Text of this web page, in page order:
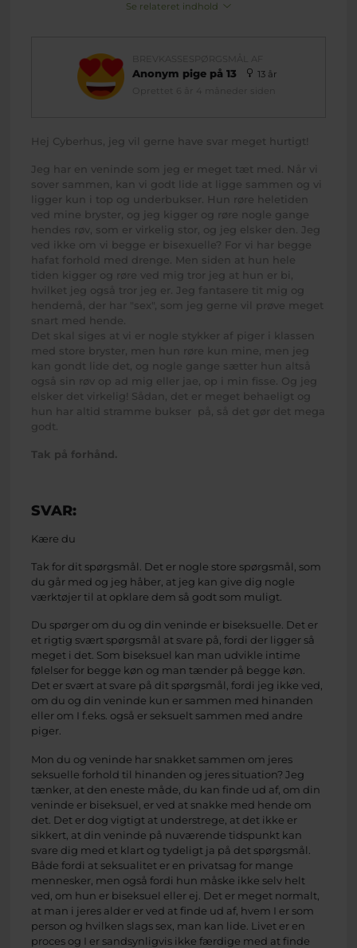
Se relateret indhold
BREVKASSESPØRGSMÅL AF
Anonym pige på 13
13 år
Oprettet 6 år 4 måneder siden
Hej Cyberhus, jeg vil gerne have svar meget hurtigt!
Jeg har en veninde som jeg er meget tæt med. Når vi
sover sammen, kan vi godt lide at ligge sammen og vi
ligger kun i top og underbukser. Hun røre heletiden
ved mine bryster, og jeg kigger og røre nogle gange
hendes røv, som er virkelig stor, og jeg elsker den. Jeg
ved ikke om vi begge er bisexuelle? For vi har begge
hafat forhold med drenge. Men siden at hun hele
tiden kigger og røre ved mig tror jeg at hun er bi,
hvilket jeg også tror jeg er. Jeg fantasere tit mig og
hendemå, der har "sex", som jeg gerne vil prøve meget
snart med hende.
Det skal siges at vi er nogle stykker af piger i klassen
med store bryster, men hun røre kun mine, men jeg
kan gondt lide det, og nogle gange sætter hun altså
også sin røv op ad mig eller jae, op i min fisse. Og jeg
elsker det virkelig! Sådan, det er meget behaeligt og
hun har altid stramme bukser på, så det gør det mega
godt.
Tak på forhånd.
SVAR:
Kære du
Tak for dit spørgsmål. Det er nogle store spørgsmål, som
du går med og jeg håber, at jeg kan give dig nogle
værktøjer til at opklare dem så godt som muligt.
Du spørger om du og din veninde er biseksuelle. Det er
et rigtig svært spørgsmål at svare på, fordi der ligger så
meget i det. Som biseksuel kan man udvikle intime
følelser for begge køn og man tænder på begge køn.
Det er svært at svare på dit spørgsmål, fordi jeg ikke ved,
om du og din veninde kun er sammen med hinanden
eller om I f.eks. også er seksuelt sammen med andre
piger.
Mon du og veninde har snakket sammen om jeres
seksuelle forhold til hinanden og jeres situation? Jeg
tænker, at den eneste måde, du kan finde ud af, om din
veninde er biseksuel, er ved at snakke med hende om
det. Det er dog vigtigt at understrege, at det ikke er
sikkert, at din veninde på nuværende tidspunkt kan
svare dig med et klart og tydeligt ja på det spørgsmål.
Både fordi at seksualitet er en privatsag for mange
mennesker, men også fordi hun måske ikke selv helt
ved, om hun er biseksuel eller ej. Det er meget normalt,
at man i jeres alder er ved at finde ud af, hvem I er som
person og hvilken slags sex, man kan lide. Livet er en
proces og I er sandsynligvis ikke færdige med at finde